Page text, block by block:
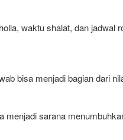
waktu shalat, dan jadwal
bisa menjadi bagian dari
menjadi sarana